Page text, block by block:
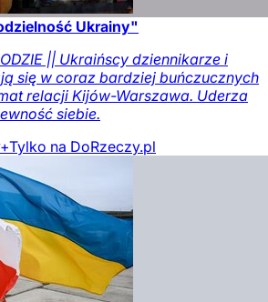
Ukrainy"
|| Ukraińscy dziennikarze i
się w coraz bardziej buńczucznych
relacji Kijów-Warszawa. Uderza
siebie.
Tylko na DoRzeczy.pl